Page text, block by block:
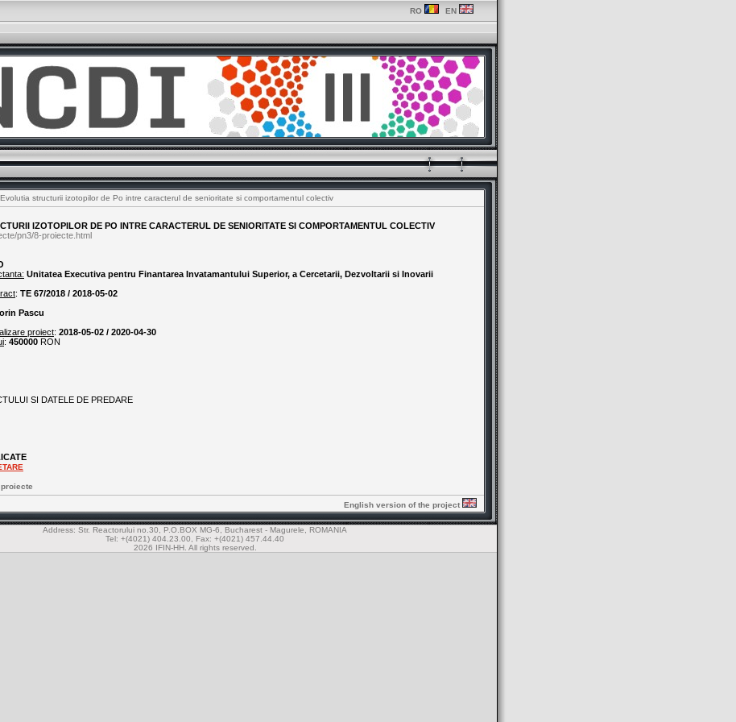
RO EN
structurii izotopilor de Po intre caracterul de senioritate si comportamentul colectiv
IZOTOPILOR DE PO INTRE CARACTERUL DE SENIORITATE SI COMPORTAMENTUL COLECTIV
pn3/8-proiecte.html
Unitatea Executiva pentru Finantarea Invatamantului Superior, a Cercetarii, Dezvoltarii si Inovarii
: TE 67/2018 / 2018-05-02
Pascu
proiect: 2018-05-02 / 2020-04-30
: 450000 RON
SI DATELE DE PREDARE
English version of the project
Address: Str. Reactorului no.30, P.O.BOX MG-6, Bucharest - Magurele, ROMANIA
Tel: +(4021) 404.23.00, Fax: +(4021) 457.44.40
2026 IFIN-HH. All rights reserved.